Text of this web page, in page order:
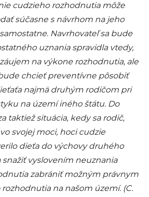
cudzieho rozhodnutia môže
súčasne s návrhom na jeho
Navrhovateľ sa bude
uznania spravidla vtedy,
na výkone rozhodnutia, ale
chcieť preventívne pôsobiť
najmä druhým rodičom pri
na území iného štátu. Do
taktiež situácia, kedy sa rodič,
svojej moci, hoci cudzie
dieťa do výchovy druhého
snažiť vyslovením neuznania
zabrániť možným právnym
na našom území. (C.